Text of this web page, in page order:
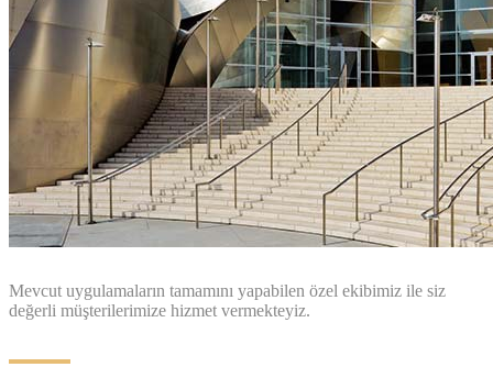
Mevcut uygulamaların tamamını yapabilen özel ekibimiz ile siz
değerli müşterilerimize hizmet vermekteyiz.